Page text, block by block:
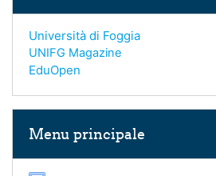
Università di Foggia
UNIFG Magazine
EduOpen
Menu principale